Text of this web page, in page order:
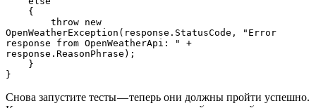
OpenWeatherException(response.StatusCode, "Error
response from OpenWeatherApi: " +
response.ReasonPhrase);
}
Снова запустите тесты — теперь они должны пройти успешно.